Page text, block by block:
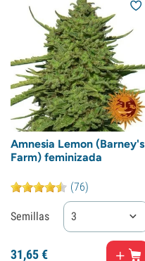
Amnesia Lemon (Barney's
Farm) feminizada
(76)
Semillas 3
31,65€